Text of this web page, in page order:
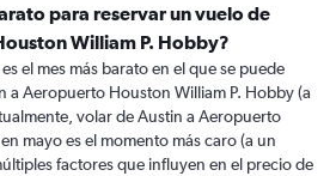
para reservar un vuelo de
William P. Hobby?
el mes más barato en el que se puede
a Aeropuerto Houston William P. Hobby (a
volar de Austin a Aeropuerto
mayo es el momento más caro (a un
factores que influyen en el precio de